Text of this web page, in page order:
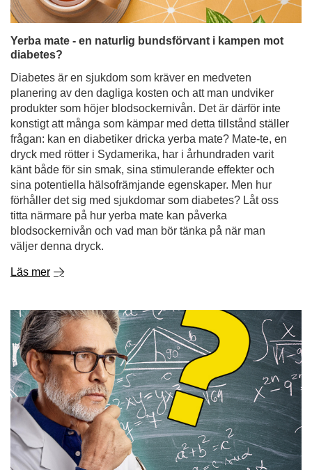
Yerba mate - en naturlig bundsförvant i kampen mot
diabetes?
Diabetes är en sjukdom som kräver en medveten
planering av den dagliga kosten och att man undviker
produkter som höjer blodsockernivån. Det är därför inte
konstigt att många som kämpar med detta tillstånd ställer
frågan: kan en diabetiker dricka yerba mate? Mate-te, en
dryck med rötter i Sydamerika, har i århundraden varit
känt både för sin smak, sina stimulerande effekter och
sina potentiella hälsofrämjande egenskaper. Men hur
förhåller det sig med sjukdomar som diabetes? Låt oss
titta närmare på hur yerba mate kan påverka
blodsockernivån och vad man bör tänka på när man
väljer denna dryck.
Läs mer